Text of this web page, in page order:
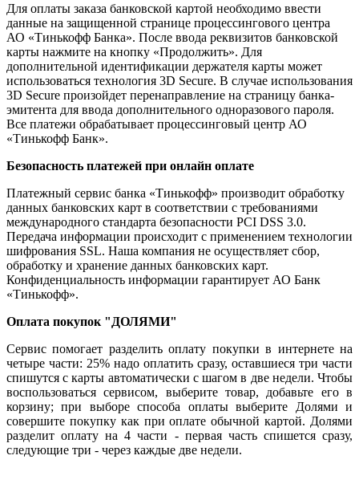
Для оплаты заказа банковской картой необходимо ввести
данные на защищенной странице процессингового центра
АО «Тинькофф Банка». После ввода реквизитов банковской
карты нажмите на кнопку «Продолжить». Для
дополнительной идентификации держателя карты может
использоваться технология 3D Secure. В случае использования
3D Secure произойдет перенаправление на страницу банка-
эмитента для ввода дополнительного одноразового пароля.
Все платежи обрабатывает процессинговый центр АО
«Тинькофф Банк».
Безопасность платежей при онлайн оплате
Платежный сервис банка «Тинькофф» производит обработку
данных банковских карт в соответствии с требованиями
международного стандарта безопасности PCI DSS 3.0.
Передача информации происходит с применением технологии
шифрования SSL. Наша компания не осуществляет сбор,
обработку и хранение данных банковских карт.
Конфиденциальность информации гарантирует АО Банк
«Тинькофф».
Оплата покупок "ДОЛЯМИ"
Сервис помогает разделить оплату покупки в интернете на
четыре части: 25% надо оплатить сразу, оставшиеся три части
спишутся с карты автоматически с шагом в две недели. Чтобы
воспользоваться сервисом, выберите товар, добавьте его в
корзину; при выборе способа оплаты выберите Долями и
совершите покупку как при оплате обычной картой. Долями
разделит оплату на 4 части - первая часть спишется сразу,
следующие три - через каждые две недели.